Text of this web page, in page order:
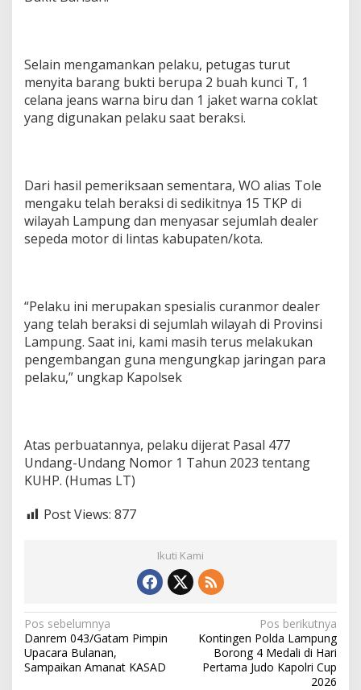
Selain mengamankan pelaku, petugas turut
menyita barang bukti berupa 2 buah kunci T, 1
celana jeans warna biru dan 1 jaket warna coklat
yang digunakan pelaku saat beraksi.
Dari hasil pemeriksaan sementara, WO alias Tole
mengaku telah beraksi di sedikitnya 15 TKP di
wilayah Lampung dan menyasar sejumlah dealer
sepeda motor di lintas kabupaten/kota.
“Pelaku ini merupakan spesialis curanmor dealer
yang telah beraksi di sejumlah wilayah di Provinsi
Lampung. Saat ini, kami masih terus melakukan
pengembangan guna mengungkap jaringan para
pelaku,” ungkap Kapolsek
Atas perbuatannya, pelaku dijerat Pasal 477
Undang-Undang Nomor 1 Tahun 2023 tentang
KUHP. (Humas LT)
Post Views: 877
Ikuti Kami
N
a
v
Pos sebelumnya
Danrem 043/Gatam Pimpin
Upacara Bulanan,
Sampaikan Amanat KASAD
Pos berikutnya
Kontingen Polda Lampung
Borong 4 Medali di Hari
Pertama Judo Kapolri Cup
2026